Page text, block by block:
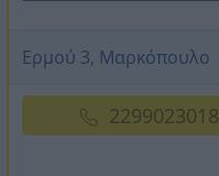
Ερμού 3, Μαρκόπουλο
2299023018